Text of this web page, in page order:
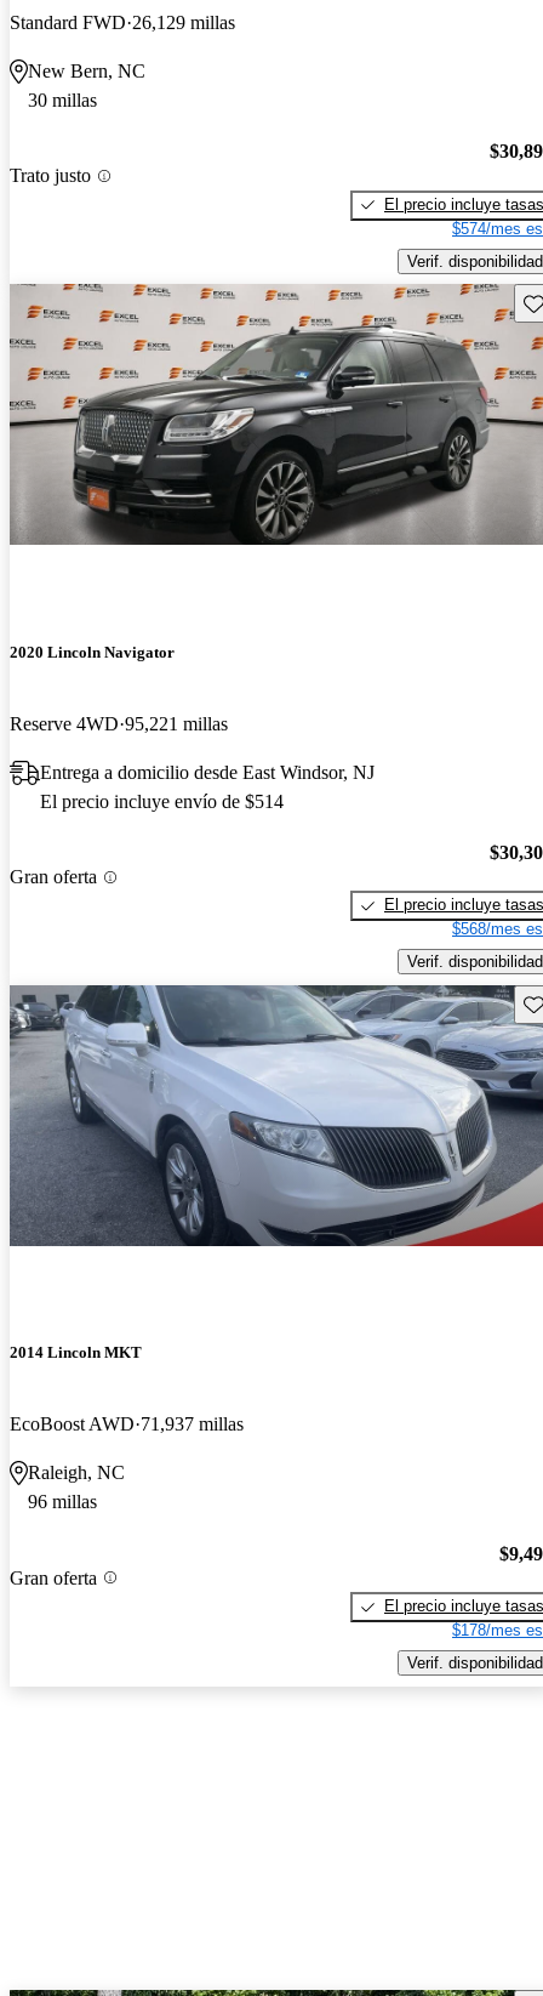
Standard FWD 26,129 millas
New Bern, NC
30 millas
Trato justo
El precio incluye tasas
$574/mes
Verif. disponibilidad
2020 Lincoln Navigator
Reserve 4WD 95,221 millas
Entrega a domicilio desde East Windsor, NJ
El precio incluye envío de $514
Gran oferta
El precio incluye tasas
$568/mes
Verif. disponibilidad
2014 Lincoln MKT
EcoBoost AWD 71,937 millas
Raleigh, NC
96 millas
Gran oferta
El precio incluye tasas
$178/mes
Verif. disponibilidad